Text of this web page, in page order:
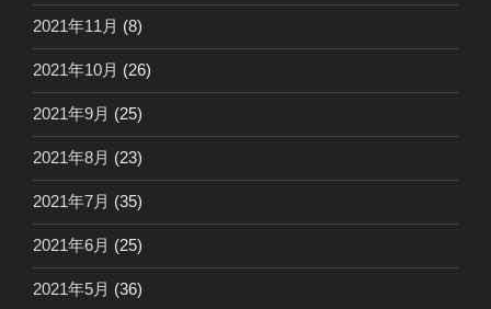
2021年11月 (8)
2021年10月 (26)
2021年9月 (25)
2021年8月 (23)
2021年7月 (35)
2021年6月 (25)
2021年5月 (36)